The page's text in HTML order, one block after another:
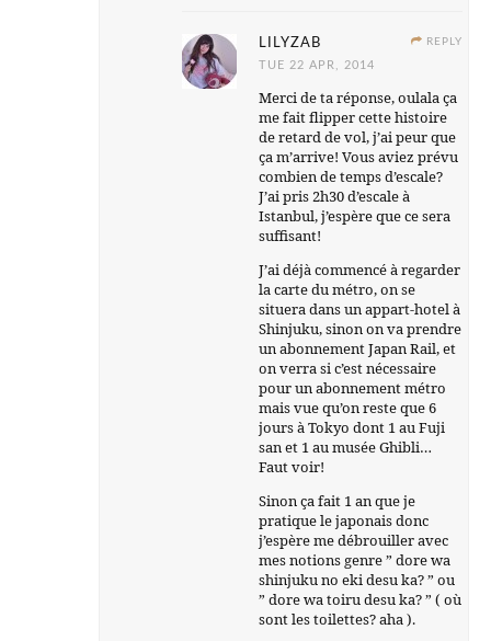
REPLY
LILYZAB
TUE 22 APR, 2014
Merci de ta réponse, oulala ça
me fait flipper cette histoire
de retard de vol, j’ai peur que
ça m’arrive! Vous aviez prévu
combien de temps d’escale?
J’ai pris 2h30 d’escale à
Istanbul, j’espère que ce sera
suffisant!
J’ai déjà commencé à regarder
la carte du métro, on se
situera dans un appart-hotel à
Shinjuku, sinon on va prendre
un abonnement Japan Rail, et
on verra si c’est nécessaire
pour un abonnement métro
mais vue qu’on reste que 6
jours à Tokyo dont 1 au Fuji
san et 1 au musée Ghibli…
Faut voir!
Sinon ça fait 1 an que je
pratique le japonais donc
j’espère me débrouiller avec
mes notions genre ” dore wa
shinjuku no eki desu ka? ” ou
” dore wa toiru desu ka? ” ( où
sont les toilettes? aha ).